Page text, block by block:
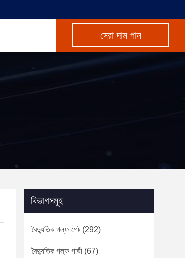
সেরা দাম পান
বিভাগসমূহ
বৈদ্যুতিক গল্ফ গেট(292)
বৈদ্যুতিক গল্ফ গাড়ী (67)